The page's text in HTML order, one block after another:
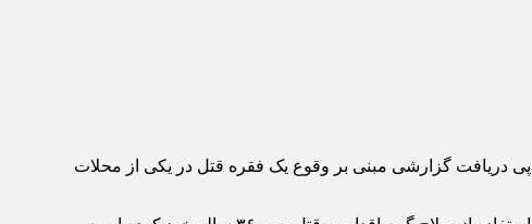
حادثه ایلام اظهار داشت: در پی دریافت گزارشی مبنی بر وقوع یک فقره قتل در یکی از محلات